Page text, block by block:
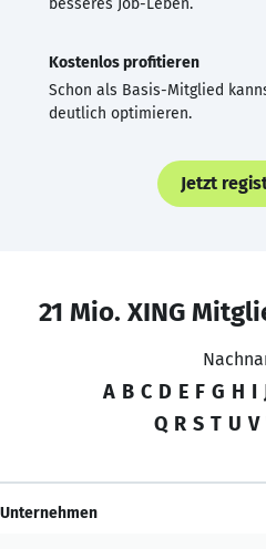
Kostenlos profitieren
Schon als Basis-Mitglied
deutlich optimieren.
Jetzt
21 Mio. XING
A B C D E F G H I
Q R S T U V
Unternehmen